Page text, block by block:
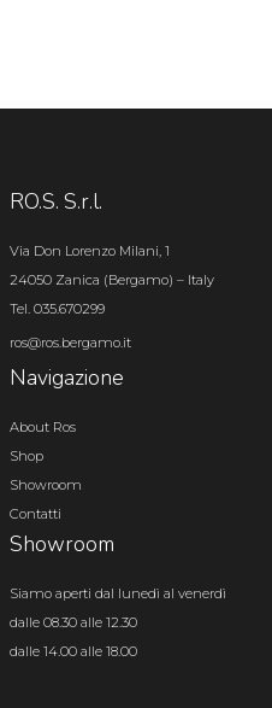
RO.S. S.r.l.
Via Don Lorenzo Milani, 1
24050 Zanica (Bergamo) – Italy
Tel. 035.670299
ros@ros.bergamo.it
Navigazione
About Ros
Shop
Showroom
Contatti
Showroom
Siamo aperti dal lunedì al venerdì
dalle 08.30 alle 12.30
dalle 14.00 alle 18.00